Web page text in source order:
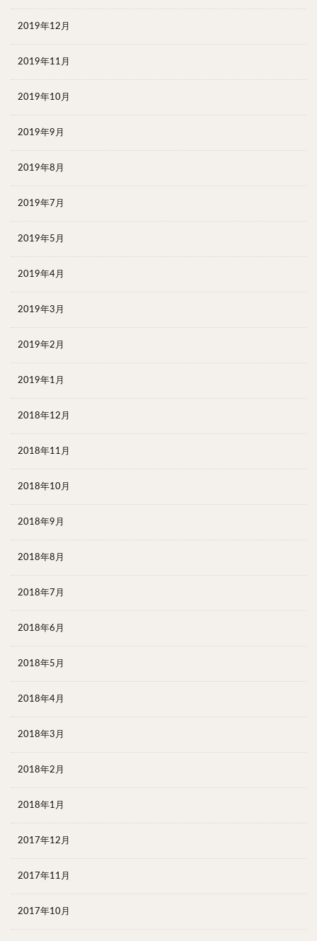
2019年12月
2019年11月
2019年10月
2019年9月
2019年8月
2019年7月
2019年5月
2019年4月
2019年3月
2019年2月
2019年1月
2018年12月
2018年11月
2018年10月
2018年9月
2018年8月
2018年7月
2018年6月
2018年5月
2018年4月
2018年3月
2018年2月
2018年1月
2017年12月
2017年11月
2017年10月